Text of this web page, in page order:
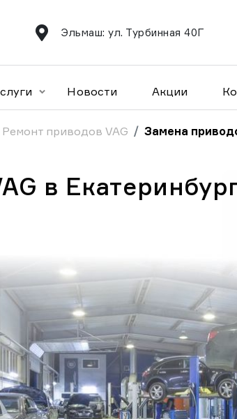
Эльмаш: ул. Турбинная 40Г
Новости Акции
Ремонт приводов VAG Замена
в